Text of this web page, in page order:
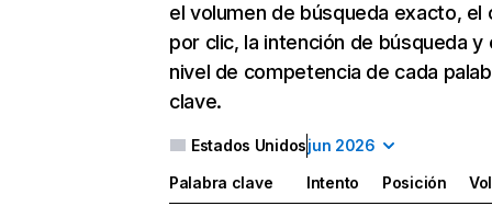
el volumen de búsqueda exacto, el
por clic, la intención de búsqueda y
nivel de competencia de cada
clave.
Estados Unidosjun 2026
Palabra clave Intento Posición